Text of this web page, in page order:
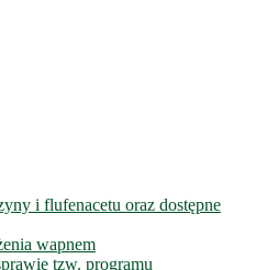
i flufenacetu oraz dostępne
wapnem
tzw. programu